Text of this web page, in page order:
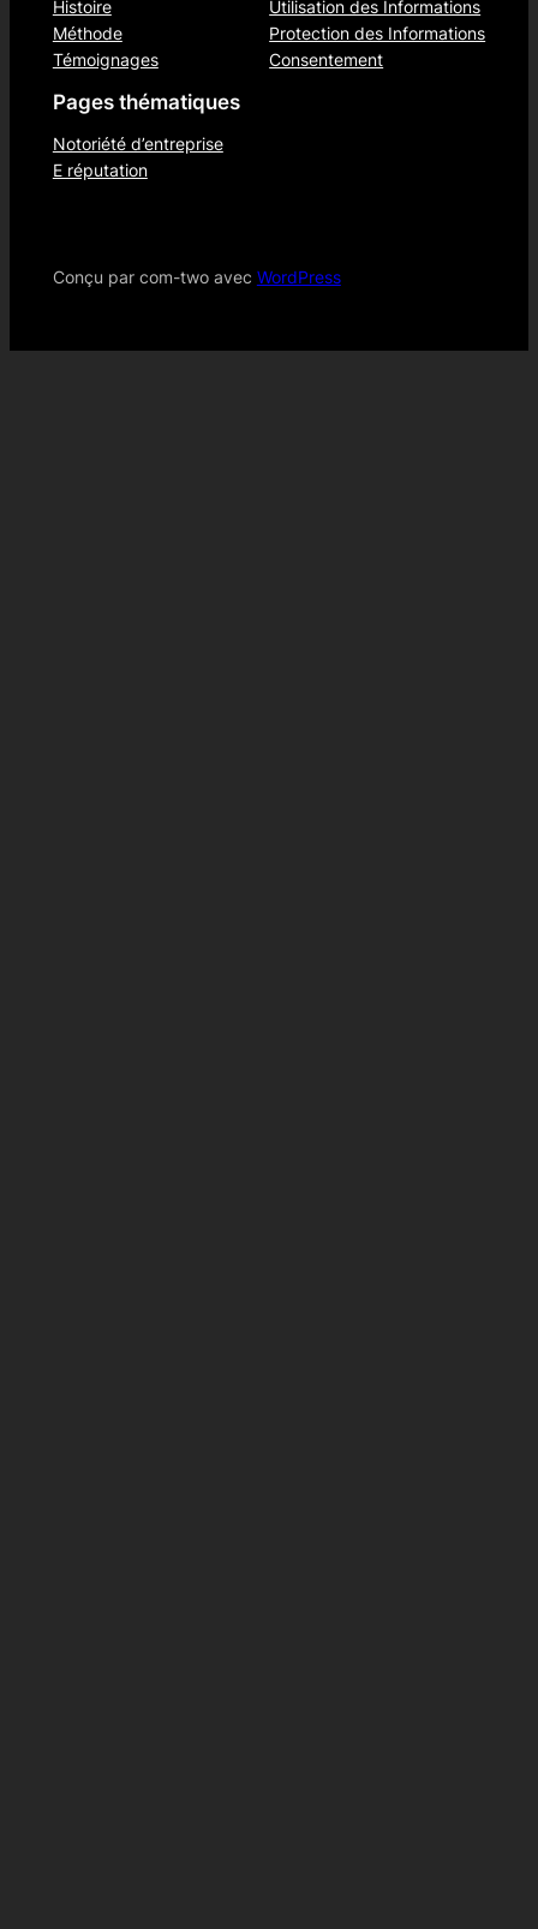
Histoire
Méthode
Témoignages
Utilisation des Informations
Protection des Informations
Consentement
Pages thématiques
Notoriété d’entreprise
E réputation
Conçu par com-two avec WordPress